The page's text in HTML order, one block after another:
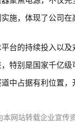
施，体现了公司在
台的持续投入以
特别是国家千亿
中占据有利位置，
本网站转载企业宣传